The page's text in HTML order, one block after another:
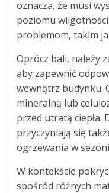
oznacza, że musi
poziomu
problemom, takim
Oprócz bali, należy
aby zapewnić
wewnątrz budynku.
mineralną lub
przed utratą ciepła.
przyczyniają się
ogrzewania w
W kontekście
spośród różnych